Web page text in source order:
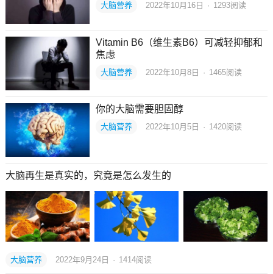
大脑营养 2022年10月16日 · 1293阅读
Vitamin B6（维生素B6）可减轻抑郁和
焦虑
大脑营养 2022年10月8日 · 1465阅读
你的大脑需要胆固醇
大脑营养 2022年10月5日 · 1420阅读
大脑再生是真实的，究竟是怎么发生的
大脑营养 2022年9月24日 · 1414阅读